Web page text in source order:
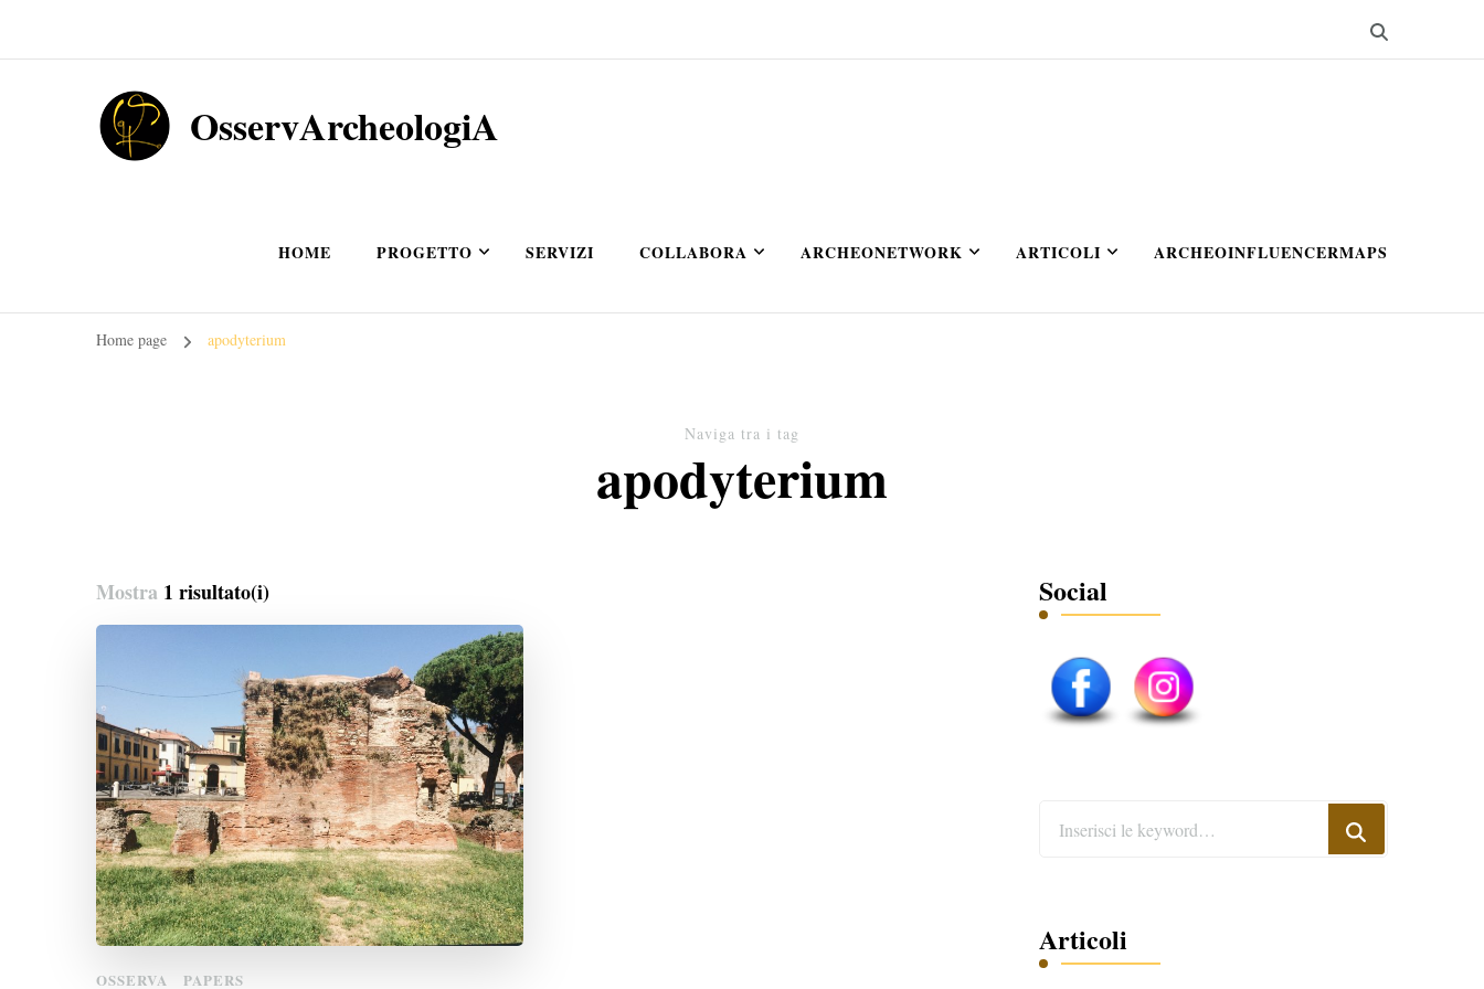
OsservArcheologiA
HOME PROGETTO SERVIZI COLLABORA ARCHEONETWORK ARTICOLI ARCHEOINFLUENCERMAPS
Home page apodyterium
Naviga tra i tag
apodyterium
Mostra 1 risultato(i)
OSSERVA PAPERS
Social
Articoli